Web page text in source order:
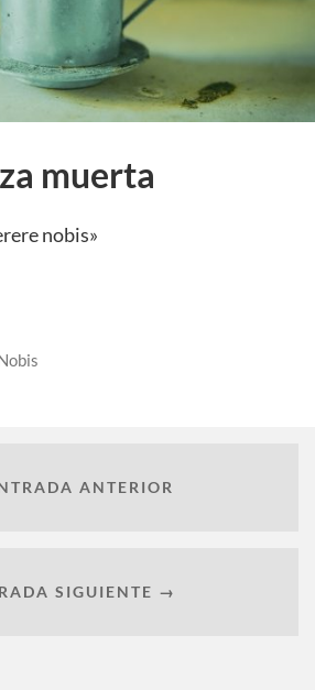
muerta
nobis»
ANTERIOR
SIGUIENTE →